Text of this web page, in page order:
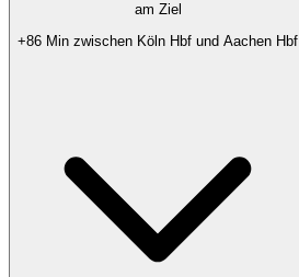
am Ziel
+86 Min zwischen Köln Hbf und Aachen Hbf